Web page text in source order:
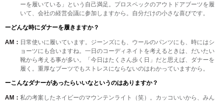
ーを履いている」という自己満足。プロスペックのアウトドアブーツを履
いて、会社の経営会議に参加しますから。自分だけの小さな喜びです。
ーどんな時にダナーを履きますか？
AM： 日常使いに履いています。ジーンズにも、ウールのパンツにも、時にはシ
ョーツにも合いますね。一日のコーディネイトを考えるときは、だいたい
靴から考える事が多い。「今日はたくさん歩く日」だと思えば、ダナーを
履く。重厚なブーツでもストレスにならないのはわかっていますから。
ーこんなダナーがあったらいいなというのはありますか？
AM： 私の考案したネイビーのマウンテンライト（笑）。カッコいいから、みん